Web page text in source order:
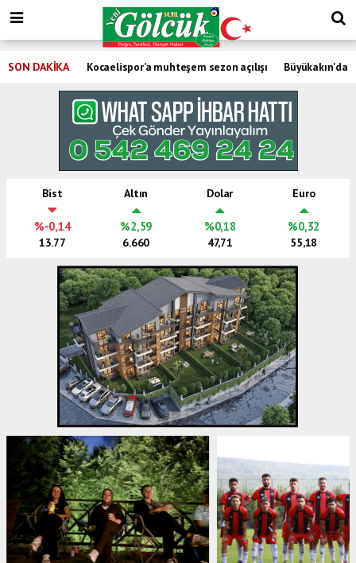
SON DAKİKA Kocaelispor’a muhteşem sezon açılışı
Bist
%-0,14
13.77
Altın
%2,59
6.660
Dolar
%0,18
47,71
Euro
%0,32
55,18